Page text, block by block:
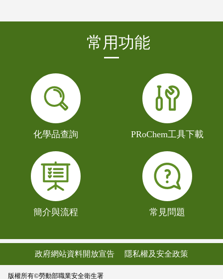
常用功能
化學品查詢 PRoChem工具下載
簡介與流程 常見問題
政府網站資料開放宣告 隱私權及安全政策
版權所有©勞動部職業安全衛生署